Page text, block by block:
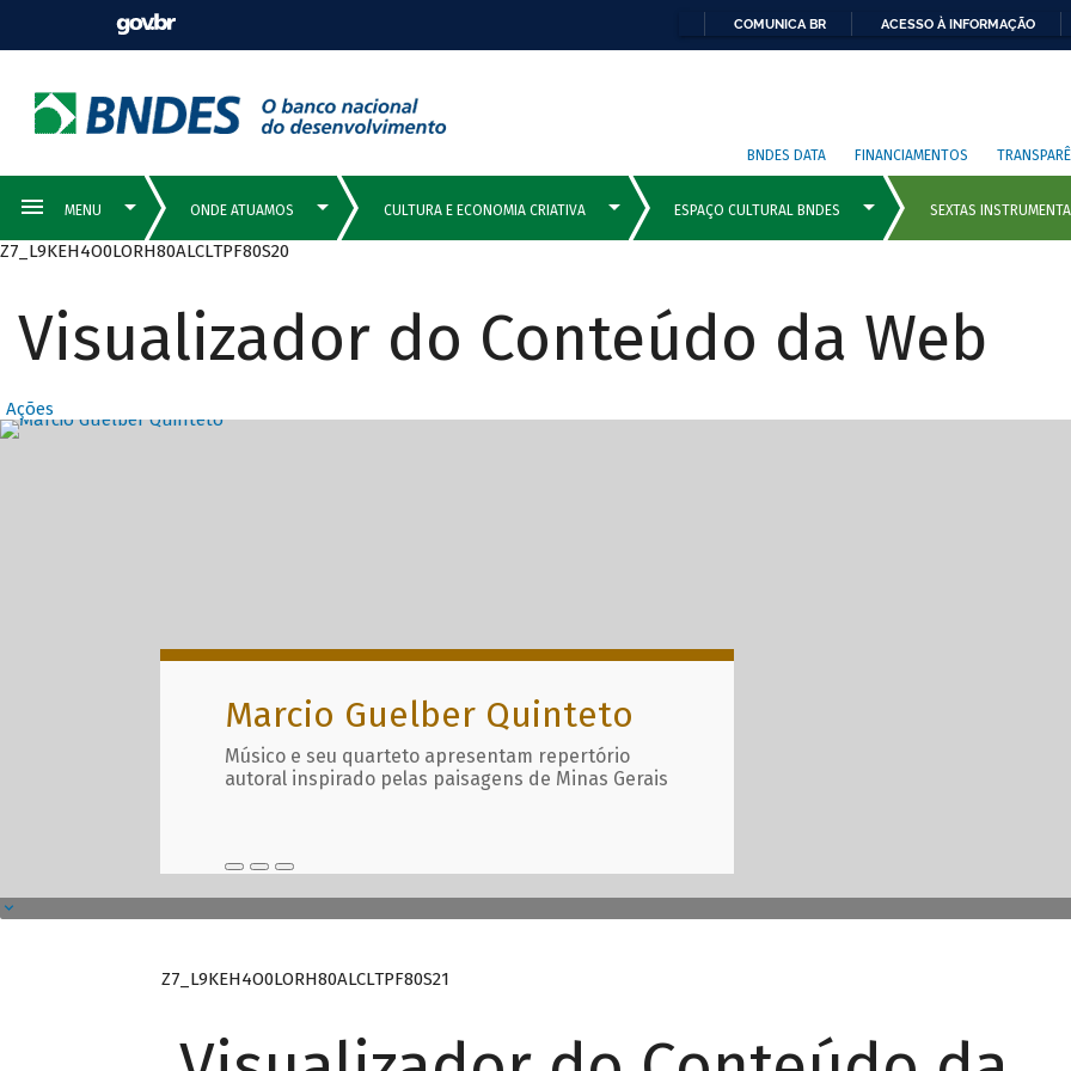
COMUNICA BR ACESSO À INFORMAÇÃO
BNDES DATA FINANCIAMENTOS
Z7_L9KEH4O0LORH80ALCLTPF80S20
Visualizador do Conteúdo da Web
Ações
Destaques Principais com
Marcio Guelber Quinteto
Músico e seu quarteto apresentam repertório
autoral inspirado pelas paisagens de Minas Gerais
Z7_L9KEH4O0LORH80ALCLTPF80S21